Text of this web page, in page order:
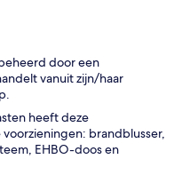
door een
vanuit zijn/haar
heeft deze
brandblusser,
EHBO-doos en